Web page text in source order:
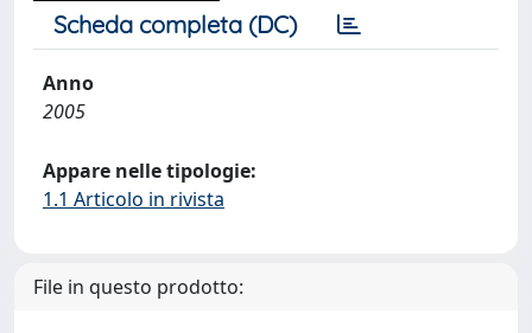
Scheda completa (DC)
Anno
2005
Appare nelle tipologie:
1.1 Articolo in rivista
File in questo prodotto: